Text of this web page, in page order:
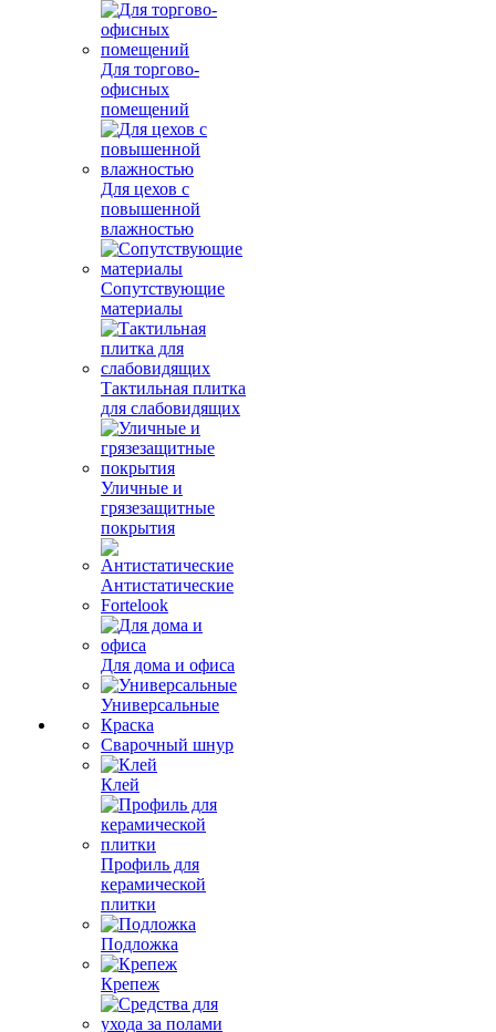
Для торгово-
офисных
помещений
Для цехов с
повышенной
влажностью
Сопутствующие
материалы
Тактильная плитка
для слабовидящих
Уличные и
грязезащитные
покрытия
Антистатические
Fortelook
Для дома и офиса
Универсальные
Краска
Сварочный шнур
Клей
Профиль для
керамической
плитки
Подложка
Крепеж